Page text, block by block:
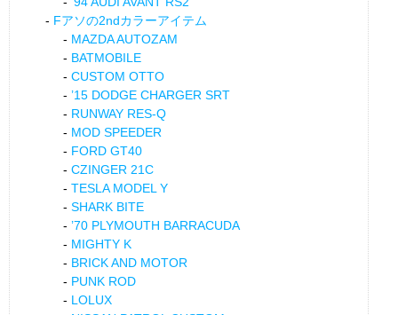
Fアソの2ndカラーアイテム
MAZDA AUTOZAM
BATMOBILE
CUSTOM OTTO
’15 DODGE CHARGER SRT
RUNWAY RES-Q
MOD SPEEDER
FORD GT40
CZINGER 21C
TESLA MODEL Y
SHARK BITE
’70 PLYMOUTH BARRACUDA
MIGHTY K
BRICK AND MOTOR
PUNK ROD
LOLUX